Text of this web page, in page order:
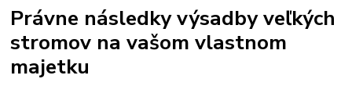
Drez so zásuvko
Drezy Kuchynské drezy
Plyšové koberce
Kúpeľnové koberce
Behúne pvc linoleu
kúpelnové podložky
koberce do izby
Jesenné trendy 2018
Právne následky výsadby veľkých
stromov na vašom vlastnom
majetku